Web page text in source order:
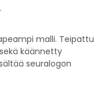
malli. Teipattu
käännetty
seuralogon